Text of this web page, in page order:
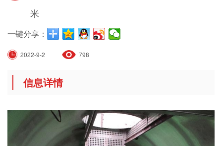
米
一键分享：
2022-9-2 798
信息详情